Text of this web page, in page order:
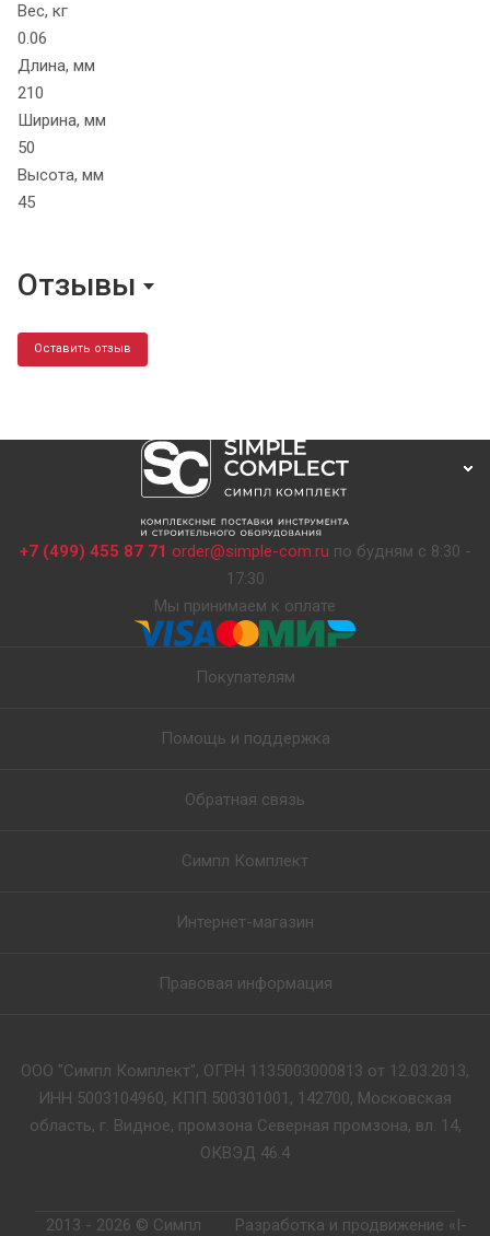
Вес, кг
0.06
Длина, мм
210
Ширина, мм
50
Высота, мм
45
Отзывы
Оставить отзыв
+7 (499) 455 87 71 order@simple-com.ru по будням с 8:30 -
17:30
Мы принимаем к оплате
Покупателям
Помощь и поддержка
Обратная связь
Симпл Комплект
Интернет-магазин
Правовая информация
ООО "Симпл Комплект", ОГРН 1135003000813 от 12.03.2013,
ИНН 5003104960, КПП 500301001, 142700, Московская
область, г. Видное, промзона Северная промзона, вл. 14,
ОКВЭД 46.4
2013 - 2026 © Симпл Разработка и продвижение «I-